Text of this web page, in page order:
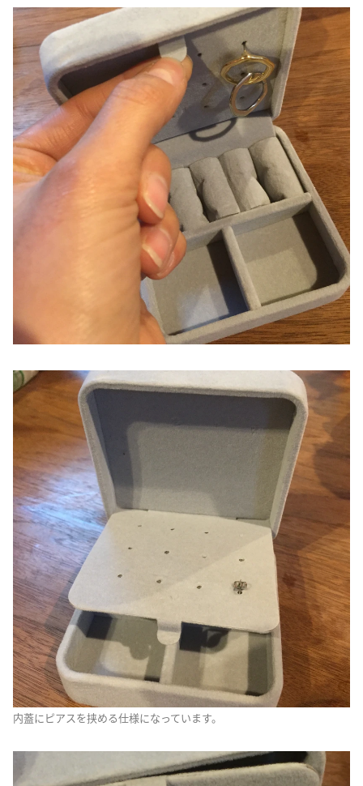
内蓋にピアスを挟める仕様になっています。